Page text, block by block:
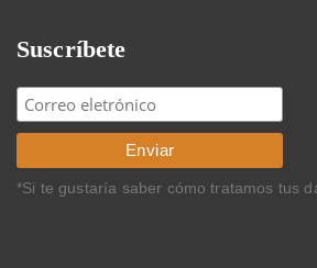
Suscríbete
*Si te gustaría saber cómo tratamos tus